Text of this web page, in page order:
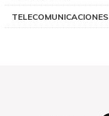
TELECOMUNICACIONES